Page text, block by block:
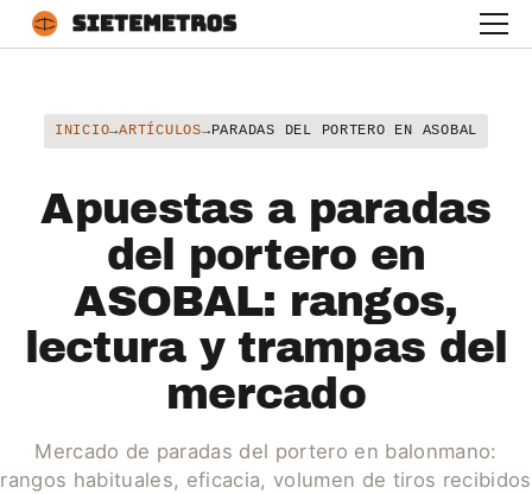
INICIO→ARTÍCULOS→PARADAS DEL PORTERO EN ASOBAL
Apuestas a paradas
del portero en
ASOBAL: rangos,
lectura y trampas del
mercado
Mercado de paradas del portero en balonmano:
rangos habituales, eficacia, volumen de tiros recibidos